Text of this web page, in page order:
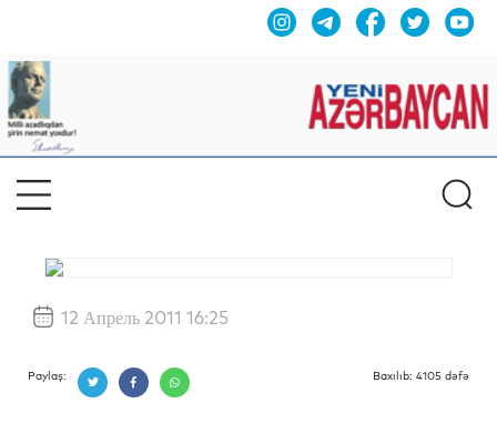
12 Апрель 2011 16:25
Paylaş: Baxılıb: 4105 dəfə